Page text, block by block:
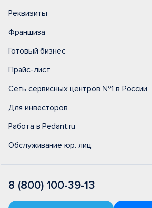
Реквизиты
Франшиза
Готовый бизнес
Прайс-лист
Сеть сервисных центров №1 в России
Для инвесторов
Работа в Pedant.ru
Обслуживание юр. лиц
8 (800) 100-39-13